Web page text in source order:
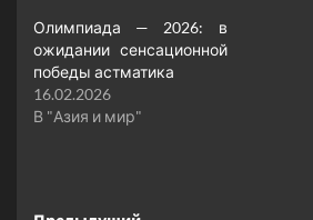
Олимпиада — 2026: в
ожидании сенсационной
победы астматика
16.02.2026
В "Азия и мир"